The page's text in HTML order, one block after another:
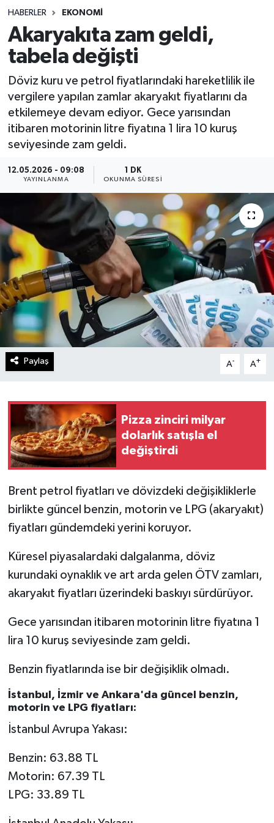
HABERLER EKONOMI
Akaryakıta zam geldi,
tabela değişti
Döviz kuru ve petrol fiyatlarındaki hareketlilik ile
vergilere yapılan zamlar akaryakıt fiyatlarını da
etkilemeye devam ediyor. Gece yarısından
itibaren motorinin litre fiyatına 1 lira 10 kuruş
seviyesinde zam geldi.
12.05.2026 - 09:08
YAYINLANMA
1 DK
OKUNMA SÜRESI
Paylaş A- A+
Pizza zinciri milyar
dolarlık satışla el
değiştirdi
Brent petrol fiyatları ve dövizdeki değişikliklerle
birlikte güncel benzin, motorin ve LPG (akaryakıt)
fiyatları gündemdeki yerini koruyor.
Küresel piyasalardaki dalgalanma, döviz
kurundaki oynaklık ve art arda gelen ÖTV zamları,
akaryakıt fiyatları üzerindeki baskıyı sürdürüyor.
Gece yarısından itibaren motorinin litre fiyatına 1
lira 10 kuruş seviyesinde zam geldi.
Benzin fiyatlarında ise bir değişiklik olmadı.
İstanbul, İzmir ve Ankara'da güncel benzin,
motorin ve LPG fiyatları:
İstanbul Avrupa Yakası:
Benzin: 63.88 TL
Motorin: 67.39 TL
LPG: 33.89 TL
Spor
Teknoloji
Yaşam